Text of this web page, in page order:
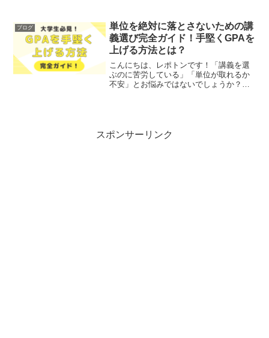
抱えている方も多いのではないでしょう
か？そこで今回は、グループ...
ブログ
単位を絶対に落とさないための講
義選び完全ガイド！手堅くGPAを
上げる方法とは？
こんにちは、レポトンです！「講義を選
ぶのに苦労している」「単位が取れるか
不安」とお悩みではないでしょうか？今
スポンサーリンク